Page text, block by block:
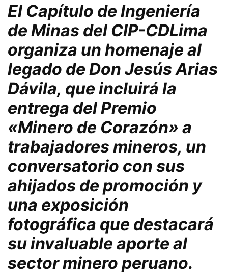
El Capítulo de Ingeniería
de Minas del CIP-CDLima
organiza un homenaje al
legado de Don Jesús Arias
Dávila, que incluirá la
entrega del Premio
«Minero de Corazón» a
trabajadores mineros, un
conversatorio con sus
ahijados de promoción y
una exposición
fotográfica que destacará
su invaluable aporte al
sector minero peruano.